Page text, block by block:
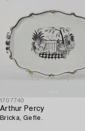
1707740
Arthur Percy
Bricka, Gefle.